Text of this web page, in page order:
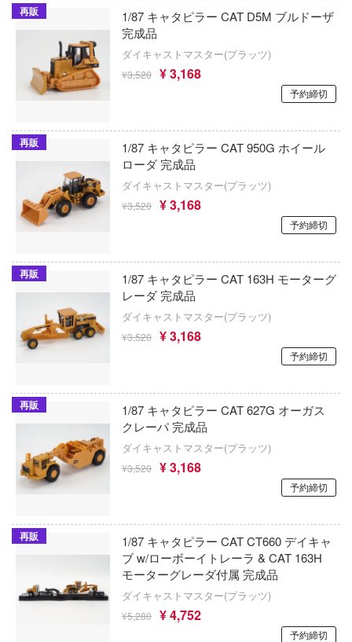
再販
1/87 キャタピラー CAT D5M ブルドーザ
完成品
ダイキャストマスター(プラッツ)
¥3,520 ¥ 3,168
予約締切
再販
1/87 キャタピラー CAT 950G ホイール
ローダ 完成品
ダイキャストマスター(プラッツ)
¥3,520 ¥ 3,168
予約締切
再販
1/87 キャタピラー CAT 163H モーターグ
レーダ 完成品
ダイキャストマスター(プラッツ)
¥3,520 ¥ 3,168
予約締切
再販
1/87 キャタピラー CAT 627G オーガス
クレーパ 完成品
ダイキャストマスター(プラッツ)
¥3,520 ¥ 3,168
予約締切
再販
1/87 キャタピラー CAT CT660 デイキャ
ブ w/ローボーイトレーラ & CAT 163H
モーターグレーダ付属 完成品
ダイキャストマスター(プラッツ)
¥5,280 ¥ 4,752
予約締切
頭文字D (イニシャルD)
犬夜叉
宇崎ちゃんは遊びたい!
宇宙の騎士テッカマンブレード
VALKYRIE TUNE
うる星やつら
ウマ娘 プリティーダービー
ELDEN RING
英雄伝説 軌跡シリーズ
炎炎ノ消防隊
推しの子
狼と香辛料
俺の妹がこんなに可愛いわけがない
王様ランキング
アムス(ビーバーコーポレーション)
IATOYS(アイエートイズ)
アーモリー(バウマン・ビーバーコーポレ
IOMキット(ビーバーコーポレーション)
株式会社 アーテック
アイコニックスタジオ
アズール・フロム(ビーバーコーポレーシ
アゾンインターナショナル
AXYTOYS
アイラブキット(ビーバーコーポレーショ
アティチュードアビエーション(ビーバー
アタックホビーキット(ビーバーコーポレ
ン)
iHCM(ホビージャパン)
アトランティスモデル(ビーバーコーポレ
アトランティックケース
アスナロウモデル
Astrum Design
アートスケールキット
リティーダービー
軌跡シリーズ
防隊
キング
様にいつの間にか駄目人間にされてい
はおしまい!
者になりたくて!
ょうじょ!!
りします
は告らせたい？～天才たちの恋愛頭脳戦
色彩株式会社
ミー
ーパーツ
オフィスエー
型
上委員会
1スタジオ
ャパン
メーカーをすべて見る